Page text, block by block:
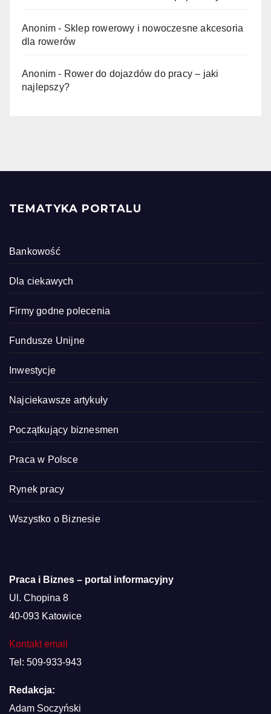
Anonim - Sklep rowerowy i nowoczesne akcesoria
dla rowerów
Anonim - Rower do dojazdów do pracy – jaki
najlepszy?
TEMATYKA PORTALU
Bankowość
Dla ciekawych
Firmy godne polecenia
Fundusze Unijne
Inwestycje
Najciekawsze artykuły
Początkujący biznesmen
Praca w Polsce
Rynek pracy
Wszystko o Biznesie
Praca i Biznes – portal informacyjny
Ul. Chopina 8
40-093 Katowice
Kontakt email
Tel: 509-933-943
Redakcja:
Adam Soczyński